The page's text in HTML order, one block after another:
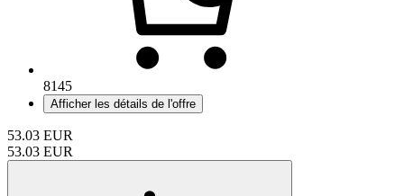
8145
Afficher les détails de l'offre
53.03 EUR
53.03 EUR